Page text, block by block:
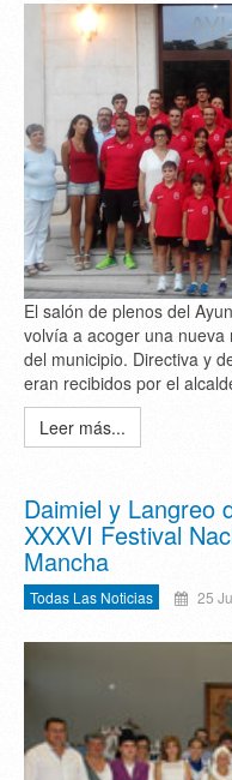
El salón de plenos del
volvía a acoger una
del municipio. Directiva y
eran recibidos por el
Leer más...
Daimiel y Langreo
XXXVI Festival
Mancha
Todas Las Noticias 25